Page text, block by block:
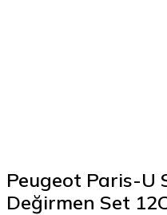
Peugeot Paris-U
Değirmen Set